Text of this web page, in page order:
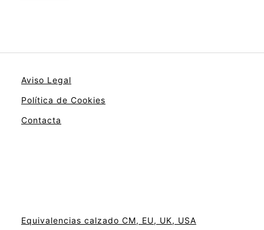
Aviso Legal
Política de Cookies
Contacta
Equivalencias calzado CM, EU, UK, USA